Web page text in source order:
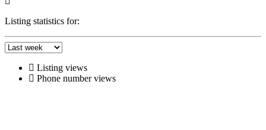
Listing statistics for:
Listing views
Phone number views